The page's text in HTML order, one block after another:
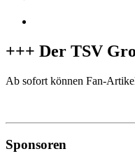
+++ Der TSV
Ab sofort können Fan-
Sponsoren